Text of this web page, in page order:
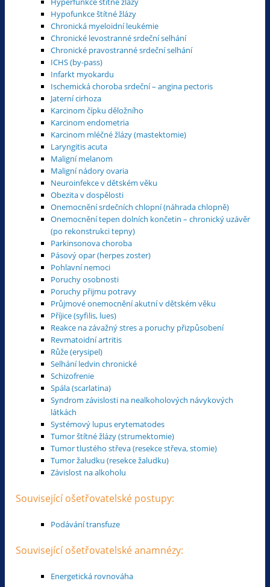
Hypofunkce štítné žlázy
Chronická myeloidní leukémie
Chronické levostranné srdeční selhání
Chronické pravostranné srdeční selhání
ICHS (by-pass)
Infarkt myokardu
Ischemická choroba srdeční – angina pectoris
Jaterní cirhoza
Karcinom čípku děložního
Karcinom endometria
Karcinom mléčné žlázy (mastektomie)
Laryngitis acuta
Maligní melanom
Maligní nádory ovaria
Neuroinfekce v dětském věku
Obezita v dospělosti
Onemocnění srdečních chlopní (náhrada chlopně)
Onemocnění tepen dolních končetin – chronický uzávěr
(po rekonstrukci tepny)
Parkinsonova choroba
Pásový opar (herpes zoster)
Pohlavní nemoci
Poruchy osobnosti
Poruchy přijmu potravy
Průjmové onemocnění akutní v dětském věku
Příjice (syfilis, lues)
Reakce na závažný stres a poruchy přizpůsobení
Revmatoidní artritis
Růže (erysipel)
Selhání ledvin chronické
Schizofrenie
Spála (scarlatina)
Syndrom závislosti na nealkoholových návykových
látkách
Systémový lupus erytematodes
Tumor štítné žlázy (strumektomie)
Tumor tlustého střeva (resekce střeva, stomie)
Tumor žaludku (resekce žaludku)
Závislost na alkoholu
Související ošetřovatelské postupy:
Podávání transfuze
Související ošetřovatelské anamnézy:
Energetická rovnováha